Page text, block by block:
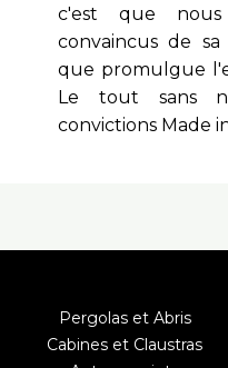
c'est que nous
convaincus de
que promulgue
Le tout sans
convictions Made
Pergolas et Abris
Cabines et Claustras